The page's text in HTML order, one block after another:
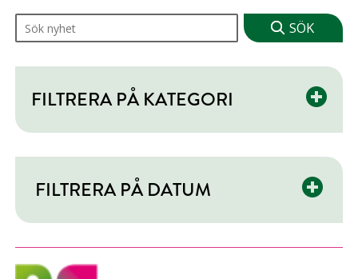
Sök på nyheter
FILTRERA PÅ KATEGORI
FILTRERA PÅ DATUM